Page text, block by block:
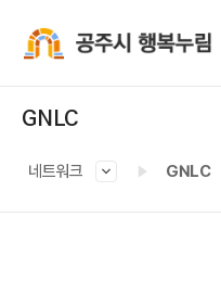
GNLC
네트워크 GNLC